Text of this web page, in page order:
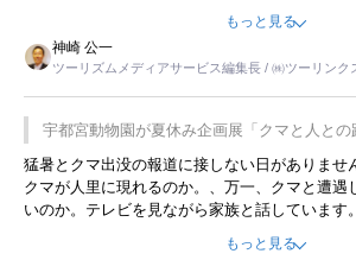
をした時は、移動はグレイハウンドバスでした
用してホテル代を浮かせていました。ただし、
す。若い人が夜行バスで京都に行った、青森に
が残らないのかなと思ってしまいます。
もっと見る
神崎 公一
ツーリズムメディアサービス編集長 / ㈱ツーリンク
宇都宮動物園が夏休み企画展「クマと人との
開催
猛暑とクマ出没の報道に接しない日がありませ
クマが人里に現れるのか。、万一、クマと遭遇
いのか。テレビを見ながら家族と話しています
んてことは、冗談でもいえません。そんな中で
もっと見る